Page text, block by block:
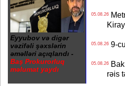
Eyyubov və digər
vəzifəli şəxslərin
əməlləri açıqlandı -
Baş Prokurorluq
məlumat yaydı
05.08.26
05.08.269-cu
05.08.26
rəis